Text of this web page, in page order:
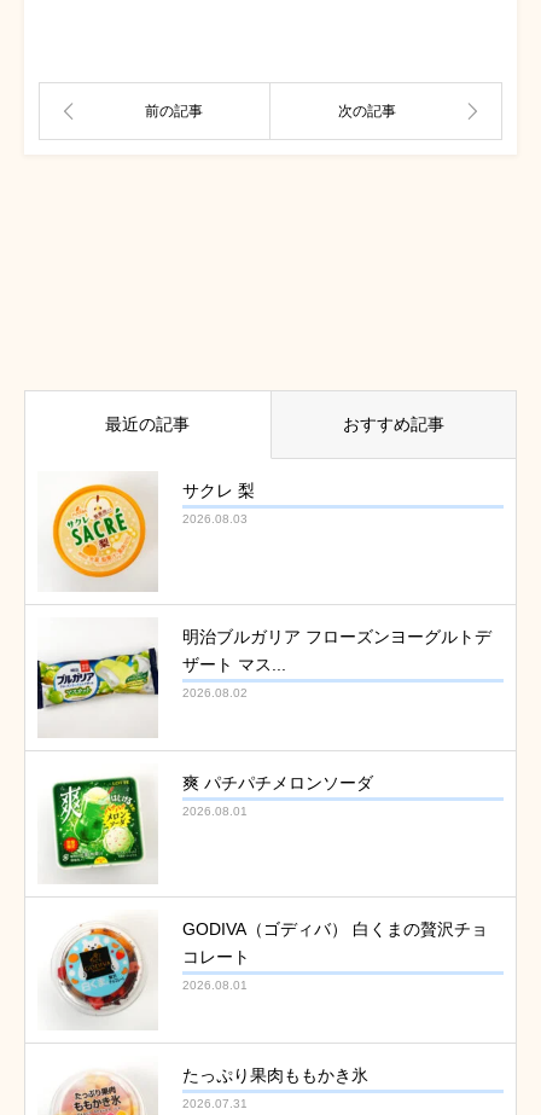
最近の記事 おすすめ記事
サクレ 梨
2026.08.03
明治ブルガリア フローズンヨーグルトデ
ザート マス...
2026.08.02
爽 パチパチメロンソーダ
2026.08.01
GODIVA（ゴディバ） 白くまの贅沢チョ
コレート
2026.08.01
たっぷり果肉ももかき氷
2026.07.31